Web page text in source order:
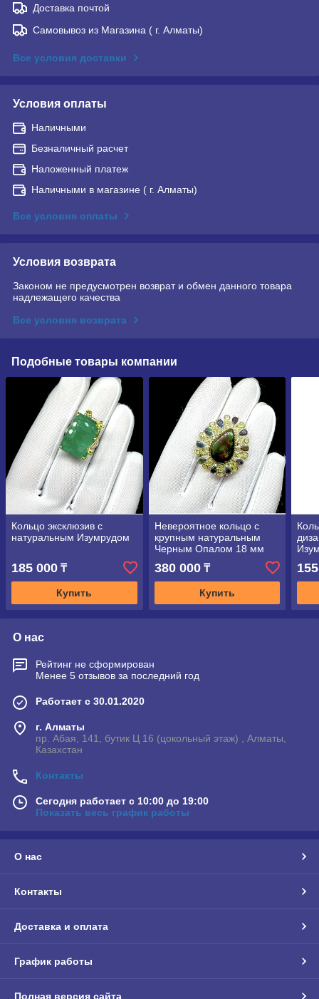
Доставка почтой
Самовывоз из Магазина ( г. Алматы)
Все условия доставки
Условия оплаты
Наличными
Безналичный расчет
Наложенный платеж
Наличными в магазине ( г. Алматы)
Все условия оплаты
Условия возврата
Законом не предусмотрен возврат и обмен данного товара
надлежащего качества
Все условия возврата
Подобные товары компании
Кольцо эксклюзив с
натуральным Изумрудом
185 000 ₸
Купить
Невероятное кольцо с
крупным натуральным
Черным Опалом 18 мм
380 000₸
Купить
О нас
Рейтинг не сформирован
Менее 5 отзывов за последний год
Работает с 30.01.2020
г. Алматы
пр. Абая, 141, бутик Ц 16 (цокольный этаж) , Алматы,
Казахстан
Контакты
Сегодня работает с 10:00 до 19:00
Показать весь график работы
О нас
Контакты
Доставка и оплата
График работы
Полная версия сайта